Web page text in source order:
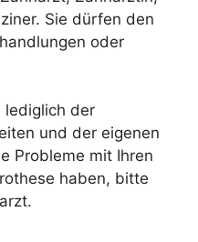
Sie dürfen den
oder
lediglich der
und der eigenen
Probleme mit Ihren
haben, bitte